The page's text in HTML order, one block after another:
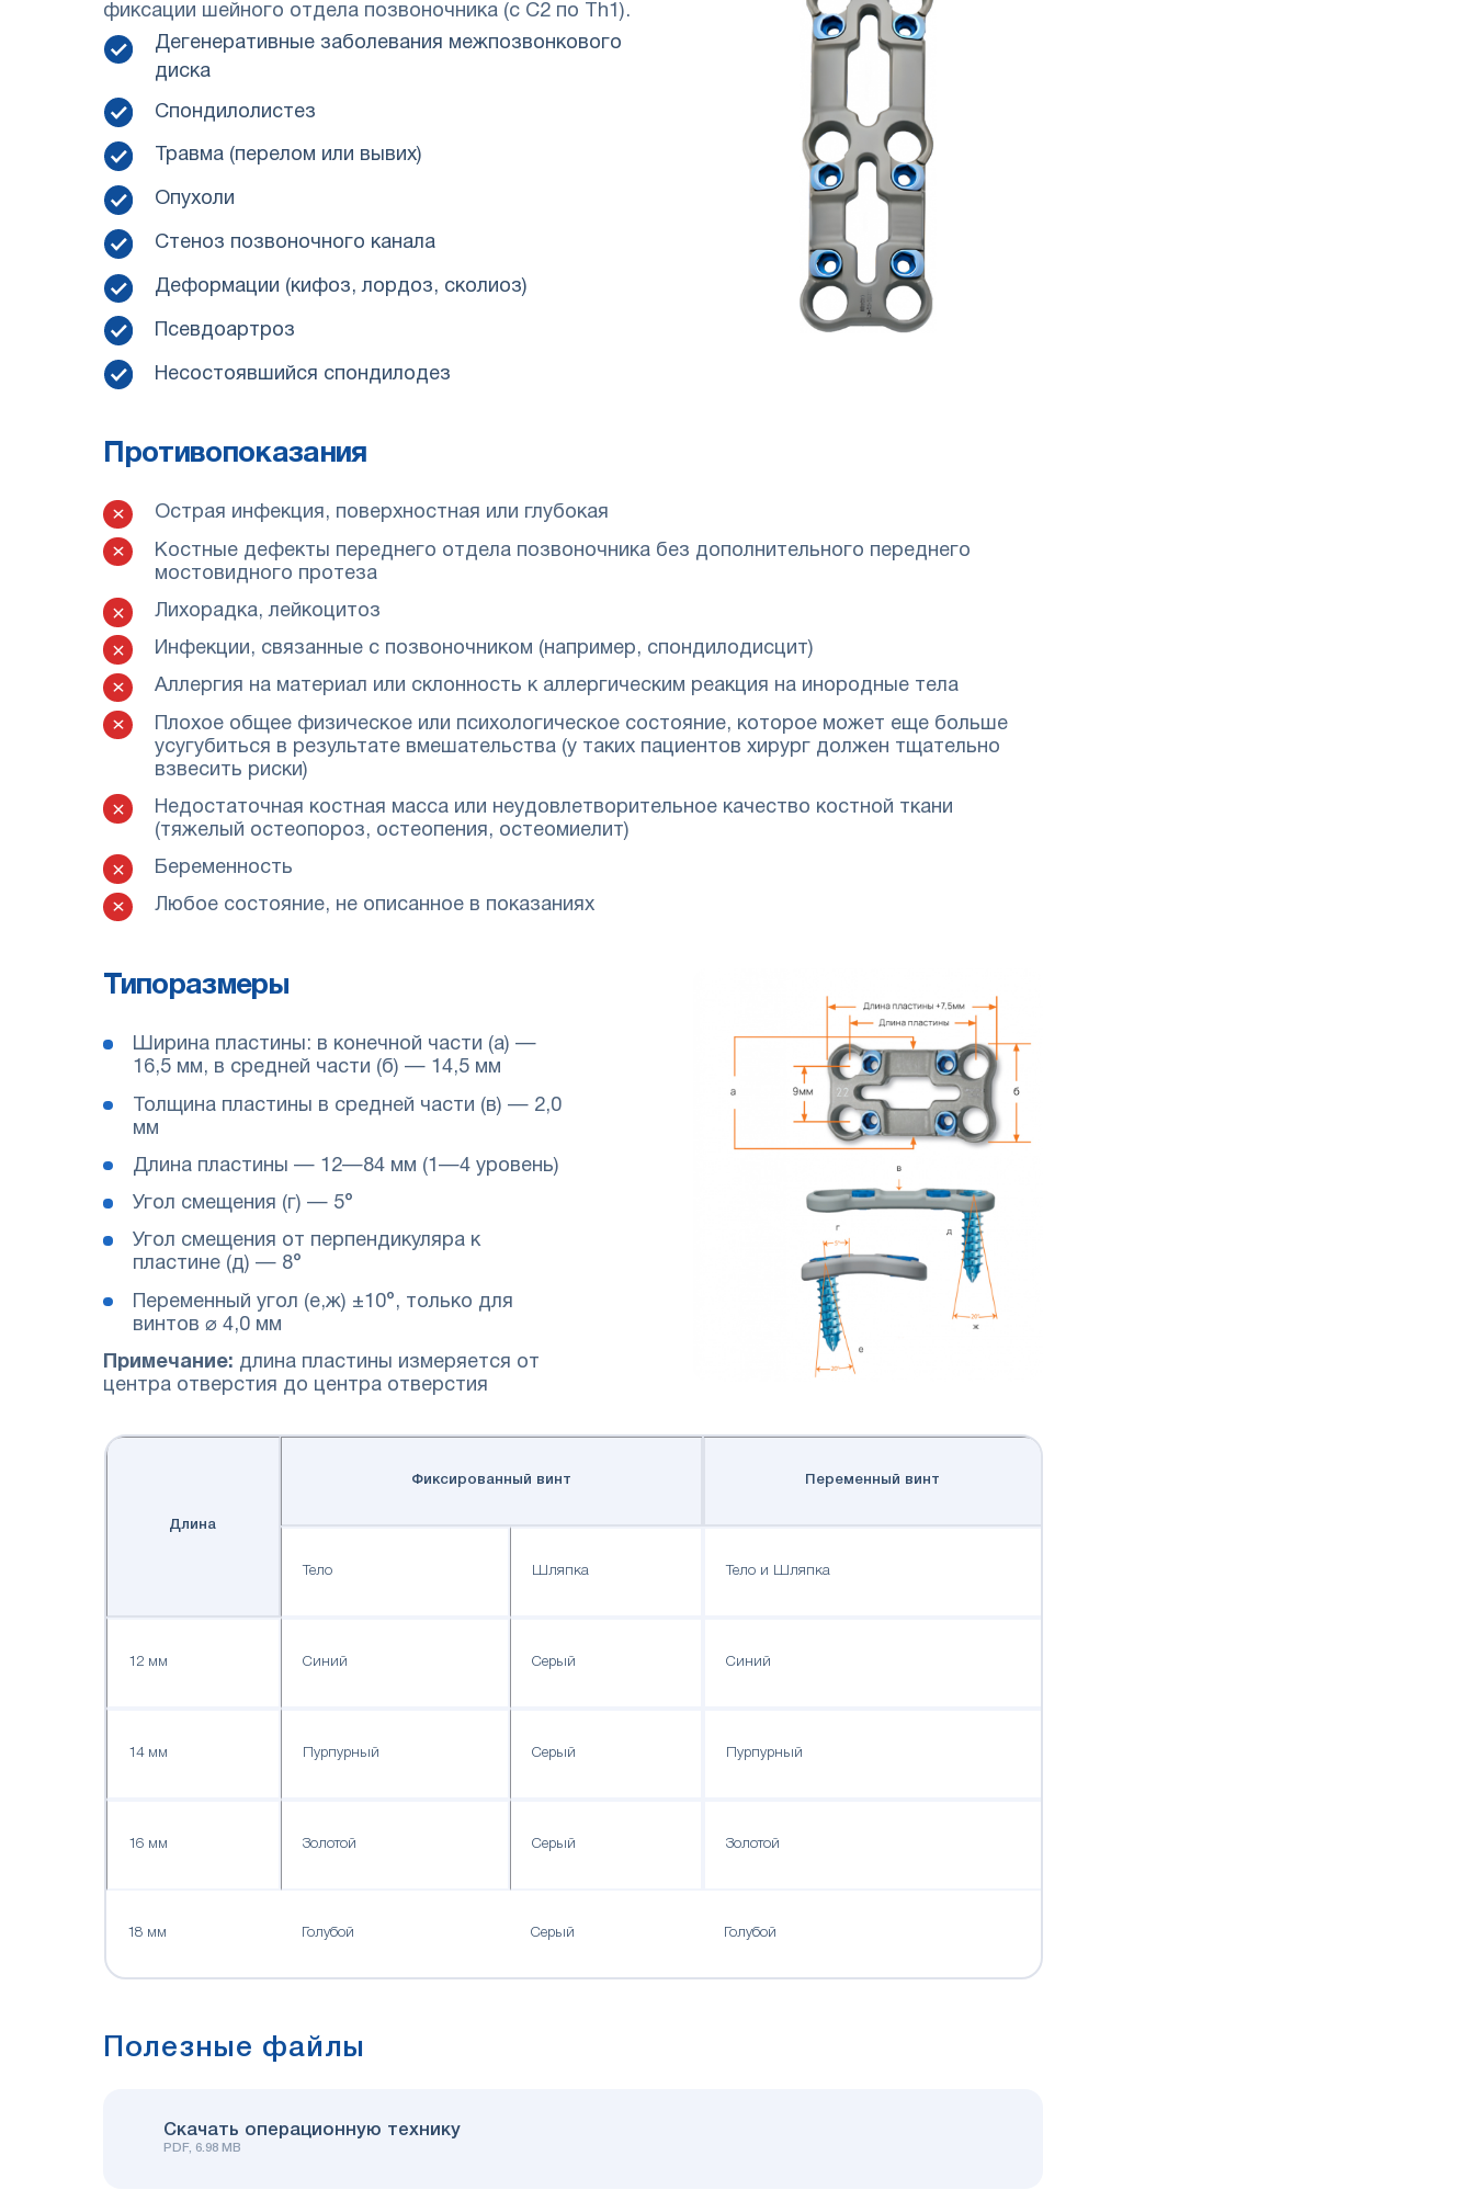
фиксации шейного отдела позвоночника (с C2 по Th1).
Дегенеративные заболевания межпозвонкового
диска
Спондилолистез
Травма (перелом или вывих)
Опухоли
Стеноз позвоночного канала
Деформации (кифоз, лордоз, сколиоз)
Псевдоартроз
Несостоявшийся спондилодез
Противопоказания
Острая инфекция, поверхностная или глубокая
Костные дефекты переднего отдела позвоночника без дополнительного переднего
мостовидного протеза
Лихорадка, лейкоцитоз
Инфекции, связанные с позвоночником (например, спондилодисцит)
Аллергия на материал или склонность к аллергическим реакция на инородные тела
Плохое общее физическое или психологическое состояние, которое может еще больше
усугубиться в результате вмешательства (у таких пациентов хирург должен тщательно
взвесить риски)
Недостаточная костная масса или неудовлетворительное качество костной ткани
(тяжелый остеопороз, остеопения, остеомиелит)
Беременность
Любое состояние, не описанное в показаниях
Типоразмеры
Ширина пластины: в конечной части (а) —
16,5 мм, в средней части (б) — 14,5 мм
Толщина пластины в средней части (в) — 2,0
мм
Длина пластины — 12—84 мм (1—4 уровень)
Угол смещения (г) — 5°
Угол смещения от перпендикуляра к
пластине (д) — 8°
Переменный угол (е,ж) ±10°, только для
винтов ⌀ 4,0 мм
Примечание: длина пластины измеряется от
центра отверстия до центра отверстия
Длина
Фиксированный винт Переменный винт
Тело Шляпка Тело и Шляпка
12 мм Синий Серый Синий
14 мм Пурпурный Серый Пурпурный
16 мм Золотой Серый Золотой
18 мм Голубой Серый Голубой
Полезные файлы
Скачать операционную технику
PDF, 6.98 MB